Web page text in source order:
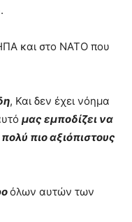
και στο ΝΑΤΟ που
, Και δεν έχει νόημα
μας εμποδίζει να
πιο αξιόπιστους
όλων αυτών των